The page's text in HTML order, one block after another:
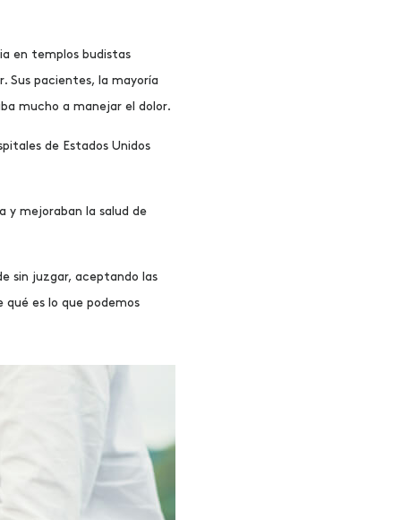
en templos budistas
Sus pacientes, la mayoría
mucho a manejar el dolor.
de Estados Unidos
y mejoraban la salud de
sin juzgar, aceptando las
es lo que podemos